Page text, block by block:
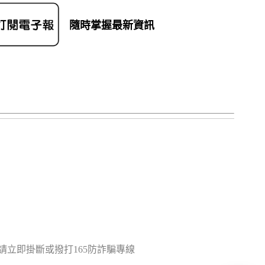
隨時掌握最新資訊
立即掛斷或撥打165防詐騙專線